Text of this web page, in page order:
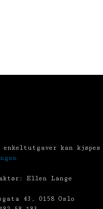
enkeltutgaver kan
Ellen Lange
43, 0158 Oslo